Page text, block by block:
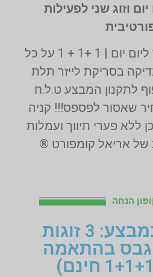
וזוג שני לפעילות
אחד לספורט ואחד ליום יום | 1 +1 + 1 על כל
בסריקת לייזר תלת
לתקנון המבצע ט.ל.ח
שאסור לפספס!!! קניה
ללא פערי תיווך ועמלות
של אריאל קומפורט ®
הנחה
מדרסים במבצע: 3 זוגות
גבס בהתאמה